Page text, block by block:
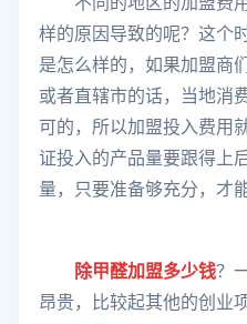
样的原因导致的呢？这个
是怎么样的，如果加盟商
或者直辖市的话，当地消
可的，所以加盟投入费用
证投入的产品量要跟得上
量，只要准备够充分，才
除甲醛加盟多少钱？
昂贵，比较起其他的创业